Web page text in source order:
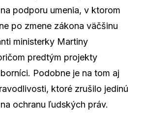
podporu umenia, v ktorom
po zmene zákona väčšinu
ministerky Martiny
predtým projekty
Podobne je na tom aj
ktoré zrušilo jedinú
ochranu ľudských práv.